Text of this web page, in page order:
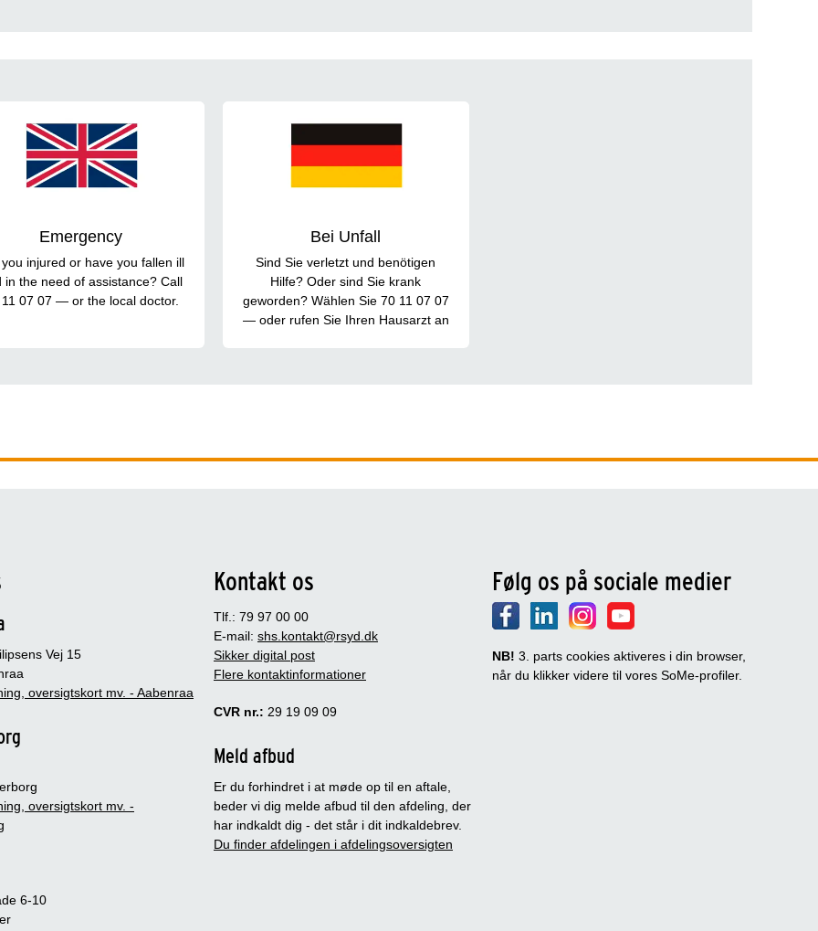
Emergency
injured or have you fallen ill
in the need of assistance? Call
07 07 — or the local doctor.
Bei Unfall
Sind Sie verletzt und benötigen
Hilfe? Oder sind Sie krank
geworden? Wählen Sie 70 11 07 07
— oder rufen Sie Ihren Hausarzt an
Vej 15
oversigtskort mv. - Aabenraa
oversigtskort mv. -
6-10
Kontakt os
Tlf.: 79 97 00 00
E-mail: shs.kontakt@rsyd.dk
Sikker digital post
Flere kontaktinformationer
CVR nr.: 29 19 09 09
Meld afbud
Er du forhindret i at møde op til en aftale,
beder vi dig melde afbud til den afdeling, der
har indkaldt dig - det står i dit indkaldebrev.
Du finder afdelingen i afdelingsoversigten
Følg os på sociale medier
NB! 3. parts cookies aktiveres i din browser,
når du klikker videre til vores SoMe-profiler.